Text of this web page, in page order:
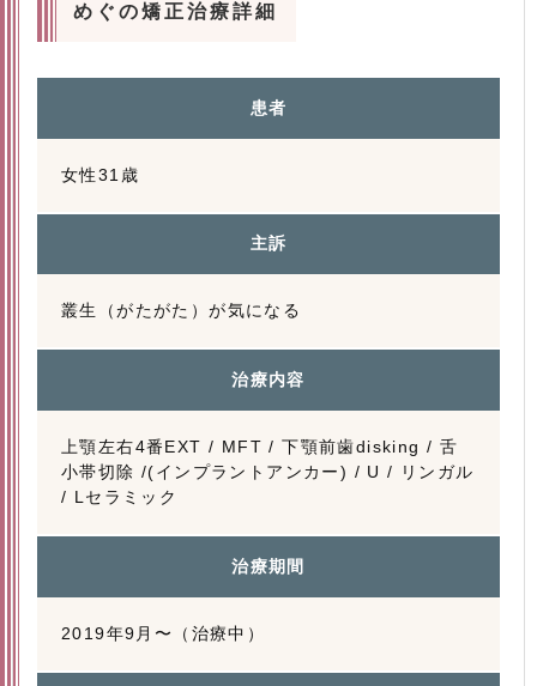
めぐの矯正治療詳細
患者
女性31歳
主訴
叢生（がたがた）が気になる
治療内容
上顎左右4番EXT / MFT / 下顎前歯disking / 舌
小帯切除 /(インプラントアンカー) / U / リンガル
/ Lセラミック
治療期間
2019年9月〜（治療中）